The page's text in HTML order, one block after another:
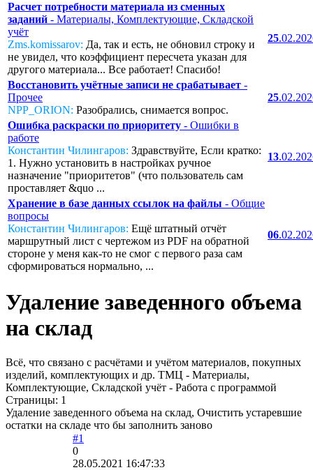
Расчет потребности материала из сменных
заданий - Материалы, Комплектующие, Складской
учёт
Zms.komissarov: Да, так и есть, не обновил строку и
не увидел, что коэффициент пересчета указан для
другого материала... Все работает! Спасибо!
25
Восстановить учётные записи не срабатывает -
Прочее
NPP_ORION: Разобрались, снимается вопрос.
25
Ошибка раскраски по приоритету - Ошибки в
работе
Константин Чилингаров: Здравствуйте, Если кратко:
1. Нужно установить в настройках ручное
назначение "приоритетов" (что пользователь сам
проставляет &quo ...
13
Хранение в базе данных ссылок на файлы - Общие
вопросы
Константин Чилингаров: Ещё штатный отчёт
маршрутный лист с чертежом из PDF на обратной
стороне у меня как-то не смог с первого раза сам
сформироваться нормально, ...
06
Удаление заведенного объема
на склад
Всё, что связано с расчётами и учётом материалов, покупных
изделий, комплектующих и др. ТМЦ - Материалы,
Комплектующие, Складской учёт - Работа с программой
Страницы: 1
Удаление заведенного объема на склад, Очистить устаревшие
остатки на складе что бы заполнить заново
#1
0
28.05.2021 16:47:33